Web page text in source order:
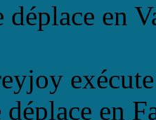
déplace en
déplace en